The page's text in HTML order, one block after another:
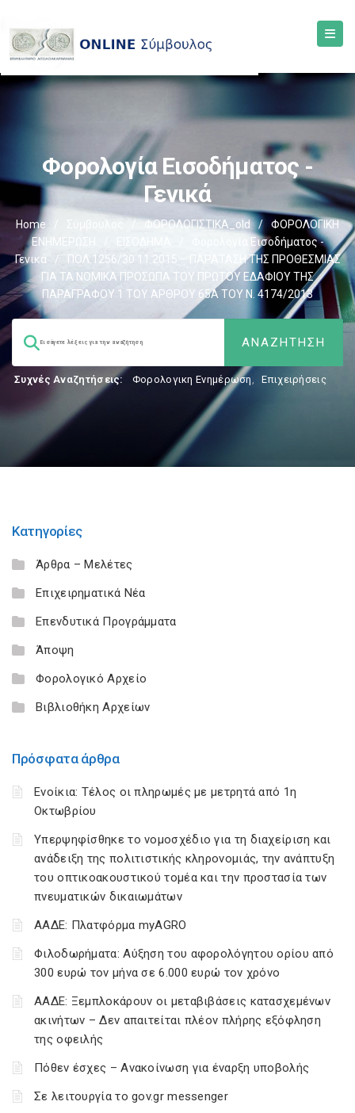
Φορολογία Εισοδήματος -
Γενικά
Home Σύμβουλος / ΦΟΡΟΛΟΓΙΣΤΙΚΑ_old /
ΦΟΡΟΛΟΓΙΚΗ
ΕΝΗΜΕΡΩΣΗ
Φορολογία Εισοδήματος -
Γενικά
/
ΠΟΛ.1256/30.11.2015 – ΠΑΡΑΤΑΣΗ ΤΗΣ ΠΡΟΘΕΣΜΙΑΣ
ΓΙΑ ΤΑ ΝΟΜΙΚΑ ΠΡΟΣΩΠΑ ΤΟΥ ΠΡΩΤΟΥ ΕΔΑΦΙΟΥ ΤΗΣ
ΠΑΡΑΓΡΑΦΟΥ 1 ΤΟΥ ΑΡΘΡΟΥ 65Α ΤΟΥ Ν. 4174/2013
Συχνές Αναζητήσεις: Φορολογικη Ενημέρωση, Επιχειρήσεις
Κατηγορίες
Άρθρα – Μελέτες
Επιχειρηματικά Νέα
Επενδυτικά Προγράμματα
Άποψη
Φορολογικό Αρχείο
Βιβλιοθήκη Αρχείων
Πρόσφατα άρθρα
Ενοίκια: Τέλος οι πληρωμές με μετρητά από 1η
Οκτωβρίου
Υπερψηφίσθηκε το νομοσχέδιο για τη διαχείριση και
ανάδειξη της πολιτιστικής κληρονομιάς, την ανάπτυξη
του οπτικοακουστικού τομέα και την προστασία των
πνευματικών δικαιωμάτων
ΑΑΔΕ: Πλατφόρμα myAGRO
Φιλοδωρήματα: Αύξηση του αφορολόγητου ορίου από
300 ευρώ τον μήνα σε 6.000 ευρώ τον χρόνο
ΑΑΔΕ: Ξεμπλοκάρουν οι μεταβιβάσεις κατασχεμένων
ακινήτων – Δεν απαιτείται πλέον πλήρης εξόφληση
της οφειλής
Πόθεν έσχες – Ανακοίνωση για έναρξη υποβολής
Σε λειτουργία το gov.gr messenger